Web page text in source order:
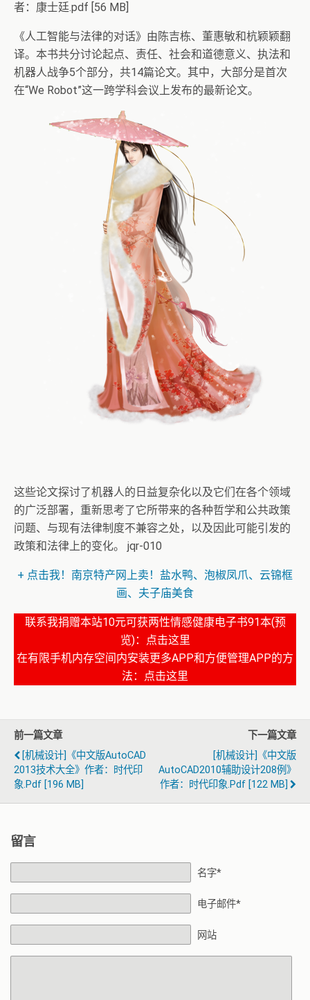
者：康士廷.pdf [56 MB]
《人工智能与法律的对话》由陈吉栋、董惠敏和杭颖颖翻
译。本书共分讨论起点、责任、社会和道德意义、执法和
机器人战争5个部分，共14篇论文。其中，大部分是首次
在“We Robot”这一跨学科会议上发布的最新论文。
这些论文探讨了机器人的日益复杂化以及它们在各个领域
的广泛部署，重新思考了它所带来的各种哲学和公共政策
问题、与现有法律制度不兼容之处，以及因此可能引发的
政策和法律上的变化。 jqr-010
+ 点击我！虚拟萝莉歌手的古风音乐《忆红莲》欣赏
+ 点击我！网上买正品法国波尔多干红葡萄酒
+ 洛天依：有人吃的多有人吃的少，有人吃饱了又了还饿
+ 点击我！南京特产网上卖！盐水鸭、泡椒凤爪、云锦框
画、夫子庙美食
联系我捐赠本站10元可获两性情感健康电子书91本(预
览)：
点击这里
在有限手机内存空间内安装更多APP和方便管理APP的方
法：
点击这里
前一篇文章
[机械设计]《中文版AutoCAD
2013技术大全》作者：时代印
象.pdf [196 MB]
下一篇文章
[机械设计]《中文版
AutoCAD2010辅助设计208例》
作者：时代印象.pdf [122 MB]
留言
名字*
电子邮件*
网站